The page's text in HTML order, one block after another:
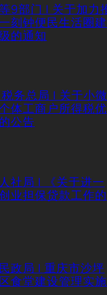
9部门 | 关于加力
刻钟便民生活圈
的通知
务总局 | 关于小微
体工商户所得税优
公告
社局 | 《关于进一
业担保贷款工作的
政局 | 重庆市沙坪
食堂建设管理实施